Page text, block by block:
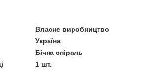
Власне виробництво
Україна
Бічна спіраль
1 шт.